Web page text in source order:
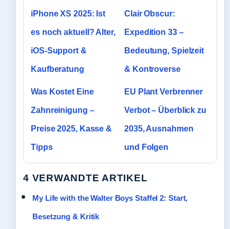
iPhone XS 2025: Ist
es noch aktuell? Alter,
iOS-Support &
Kaufberatung
Clair Obscur:
Expedition 33 –
Bedeutung, Spielzeit
& Kontroverse
Was Kostet Eine
Zahnreinigung –
Preise 2025, Kasse &
Tipps
EU Plant Verbrenner
Verbot – Überblick zu
2035, Ausnahmen
und Folgen
4 VERWANDTE ARTIKEL
My Life with the Walter Boys Staffel 2: Start,
Besetzung & Kritik